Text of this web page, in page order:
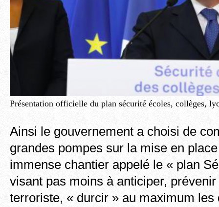
Présentation officielle du plan sécurité écoles, collèges,
Ainsi le gouvernement a choisi de
grandes pompes sur la mise en place
immense chantier appelé le « plan
visant pas moins à anticiper,
terroriste, « durcir » au maximum les